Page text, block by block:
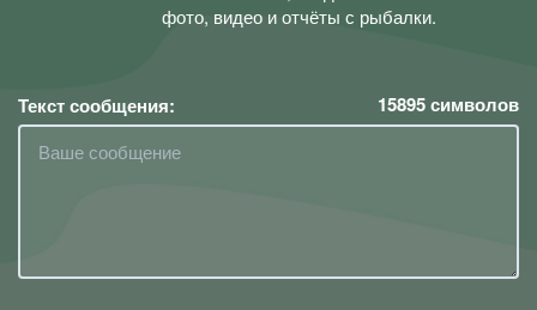
фото, видео и отчёты с рыбалки.
Текст сообщения: 15895символов